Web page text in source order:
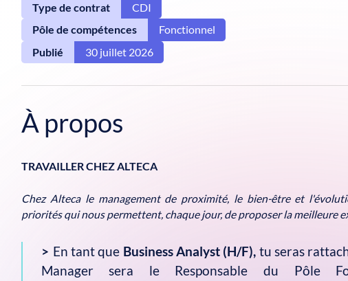
Type de contrat
CDI
Pôle de compétences
Fonctionnel
Publié
30 juillet 2026
À propos
TRAVAILLER CHEZ ALTECA
Chez Alteca le management de proximité, le bien-être et
priorités qui nous permettent, chaque jour, de proposer la meilleure
> En tant que Business Analyst (H/F), tu seras
Manager sera le Responsable du Pôle